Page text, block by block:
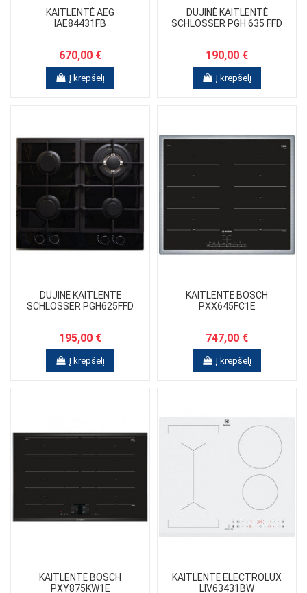
KAITLENTĖ AEG
IAE84431FB
670,00 €
Į krepšelį
DUJINĖ KAITLENTĖ
SCHLOSSER PGH 635 FFD
190,00 €
Į krepšelį
DUJINĖ KAITLENTĖ
SCHLOSSER PGH625FFD
195,00 €
Į krepšelį
KAITLENTĖ BOSCH
PXX645FC1E
747,00 €
Į krepšelį
KAITLENTĖ BOSCH
PXY875KW1E
KAITLENTĖ ELECTROLUX
LIV63431BW